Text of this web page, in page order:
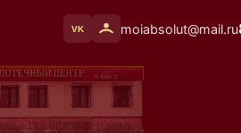
VK moiabsolut@mail.ru